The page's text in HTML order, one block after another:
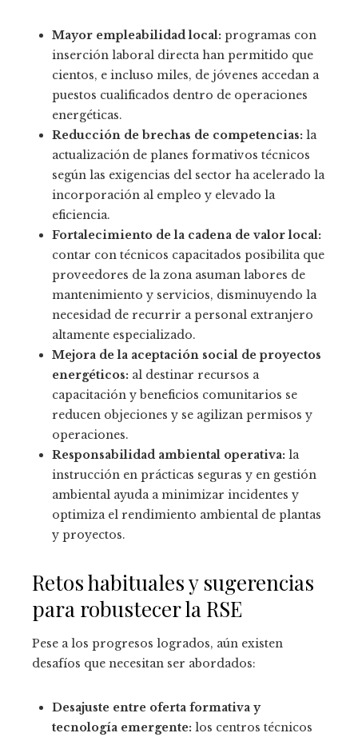
Mayor empleabilidad local: programas con
inserción laboral directa han permitido que
cientos, e incluso miles, de jóvenes accedan a
puestos cualificados dentro de operaciones
energéticas.
Reducción de brechas de competencias: la
actualización de planes formativos técnicos
según las exigencias del sector ha acelerado la
incorporación al empleo y elevado la
eficiencia.
Fortalecimiento de la cadena de valor local:
contar con técnicos capacitados posibilita que
proveedores de la zona asuman labores de
mantenimiento y servicios, disminuyendo la
necesidad de recurrir a personal extranjero
altamente especializado.
Mejora de la aceptación social de proyectos
energéticos: al destinar recursos a
capacitación y beneficios comunitarios se
reducen objeciones y se agilizan permisos y
operaciones.
Responsabilidad ambiental operativa: la
instrucción en prácticas seguras y en gestión
ambiental ayuda a minimizar incidentes y
optimiza el rendimiento ambiental de plantas
y proyectos.
Retos habituales y sugerencias
para robustecer la RSE
Pese a los progresos logrados, aún existen
desafíos que necesitan ser abordados:
Desajuste entre oferta formativa y
tecnología emergente: los centros técnicos